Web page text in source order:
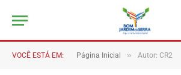
VOCÊ ESTÁ EM: Página Inicial » Autor: CR2